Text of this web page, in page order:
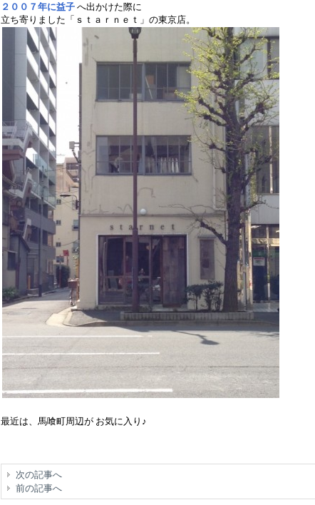
２００７年に益子 へ出かけた際に
立ち寄りました「ｓｔａｒｎｅｔ」の東京店。
最近は、馬喰町周辺が お気に入り♪
次の記事へ
前の記事へ